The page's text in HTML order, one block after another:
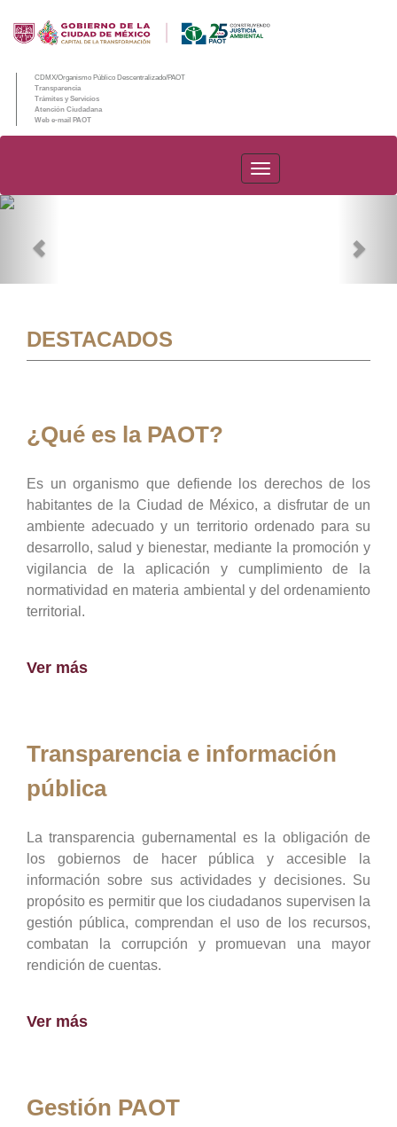
CDMX/Organismo Público Descentralizado/PAOT
Transparencia
Trámites y Servicios
Atención Ciudadana
Web e-mail PAOT
PAOT
DESTACADOS
¿Qué es la PAOT?
Es un organismo que defiende los derechos de los
habitantes de la Ciudad de México, a disfrutar de un
ambiente adecuado y un territorio ordenado para su
desarrollo, salud y bienestar, mediante la promoción y
vigilancia de la aplicación y cumplimiento de la
normatividad en materia ambiental y del ordenamiento
territorial.
Ver más
Transparencia e información
pública
La transparencia gubernamental es la obligación de
los gobiernos de hacer pública y accesible la
información sobre sus actividades y decisiones. Su
propósito es permitir que los ciudadanos supervisen la
gestión pública, comprendan el uso de los recursos,
combatan la corrupción y promuevan una mayor
rendición de cuentas.
Ver más
Gestión PAOT